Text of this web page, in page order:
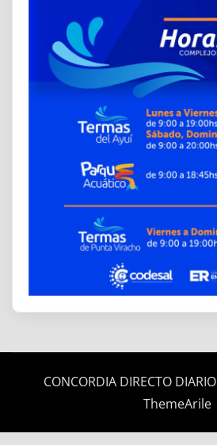
CONCORDIA DIRECTO DIARIO
ThemeArile